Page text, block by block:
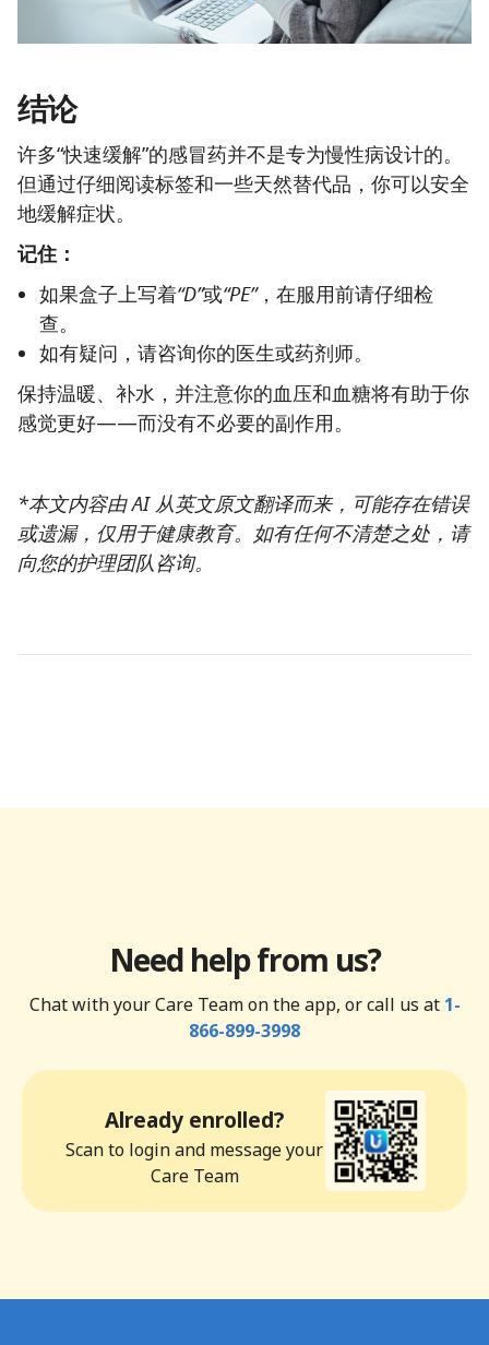
结论
许多“快速缓解”的感冒药并不是专为慢性病设计的。
但通过仔细阅读标签和一些天然替代品，你可以安全
地缓解症状。
记住：
如果盒子上写着“D”或“PE”，在服用前请仔细检
查。
如有疑问，请咨询你的医生或药剂师。
保持温暖、补水，并注意你的血压和血糖将有助于你
感觉更好——而没有不必要的副作用。
*本文内容由 AI 从英文原文翻译而来，可能存在错误
或遗漏，仅用于健康教育。如有任何不清楚之处，请
向您的护理团队咨询。
Need help from us?
Chat with your Care Team on the app, or call us at 1-
866-899-3998
Already enrolled?
Scan to login and message your
Care Team